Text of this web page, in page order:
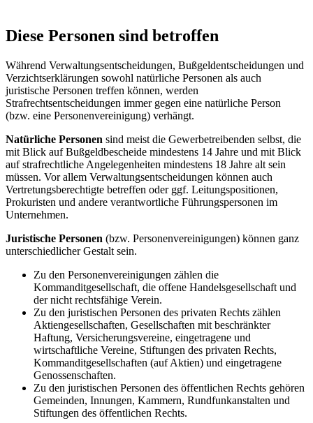
Diese Personen sind betroffen
Während Verwaltungsentscheidungen, Bußgeldentscheidungen und
Verzichtserklärungen sowohl natürliche Personen als auch
juristische Personen treffen können, werden
Strafrechtsentscheidungen immer gegen eine natürliche Person
(bzw. eine Personenvereinigung) verhängt.
Natürliche Personen sind meist die Gewerbetreibenden selbst, die
mit Blick auf Bußgeldbescheide mindestens 14 Jahre und mit Blick
auf strafrechtliche Angelegenheiten mindestens 18 Jahre alt sein
müssen. Vor allem Verwaltungsentscheidungen können auch
Vertretungsberechtigte betreffen oder ggf. Leitungspositionen,
Prokuristen und andere verantwortliche Führungspersonen im
Unternehmen.
Juristische Personen (bzw. Personenvereinigungen) können ganz
unterschiedlicher Gestalt sein.
Zu den Personenvereinigungen zählen die
Kommanditgesellschaft, die offene Handelsgesellschaft und
der nicht rechtsfähige Verein.
Zu den juristischen Personen des privaten Rechts zählen
Aktiengesellschaften, Gesellschaften mit beschränkter
Haftung, Versicherungsvereine, eingetragene und
wirtschaftliche Vereine, Stiftungen des privaten Rechts,
Kommanditgesellschaften (auf Aktien) und eingetragene
Genossenschaften.
Zu den juristischen Personen des öffentlichen Rechts gehören
Gemeinden, Innungen, Kammern, Rundfunkanstalten und
Stiftungen des öffentlichen Rechts.